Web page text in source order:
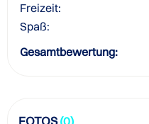
Freizeit:
Spaß:
Gesamtbewertung:
FOTOS(0)